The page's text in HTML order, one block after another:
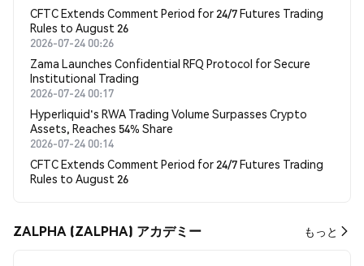
CFTC Extends Comment Period for 24/7 Futures Trading
Rules to August 26
2026-07-24 00:26
Zama Launches Confidential RFQ Protocol for Secure
Institutional Trading
2026-07-24 00:17
Hyperliquid's RWA Trading Volume Surpasses Crypto
Assets, Reaches 54% Share
2026-07-24 00:14
CFTC Extends Comment Period for 24/7 Futures Trading
Rules to August 26
ZALPHA (ZALPHA) アカデミー もっと